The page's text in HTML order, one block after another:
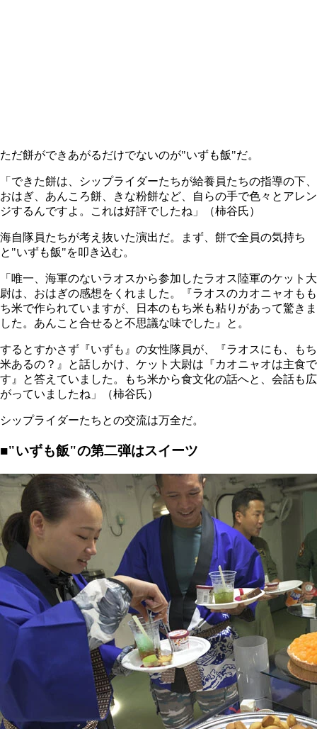
ただ餅ができあがるだけでないのが"いずも飯"だ。
「できた餅は、シップライダーたちが給養員たちの指導の下、
おはぎ、あんころ餅、きな粉餅など、自らの手で色々とアレン
ジするんですよ。これは好評でしたね」（柿谷氏）
海自隊員たちが考え抜いた演出だ。まず、餅で全員の気持ち
と"いずも飯"を叩き込む。
「唯一、海軍のないラオスから参加したラオス陸軍のケット大
尉は、おはぎの感想をくれました。『ラオスのカオニャオもも
ち米で作られていますが、日本のもち米も粘りがあって驚きま
した。あんこと合せると不思議な味でした』と。
するとすかさず『いずも』の女性隊員が、『ラオスにも、もち
米あるの？』と話しかけ、ケット大尉は『カオニャオは主食で
す』と答えていました。もち米から食文化の話へと、会話も広
がっていましたね」（柿谷氏）
シップライダーたちとの交流は万全だ。
■"いずも飯"の第二弾はスイーツ